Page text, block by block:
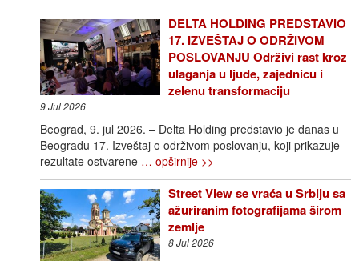
DELTA HOLDING PREDSTAVIO
17. IZVEŠTAJ O ODRŽIVOM
POSLOVANJU Održivi rast kroz
ulaganja u ljude, zajednicu i
zelenu transformaciju
9 Jul 2026
Beograd, 9. jul 2026. – Delta Holding predstavio je danas u
Beogradu 17. Izveštaj o održivom poslovanju, koji prikazuje
rezultate ostvarene … opširnije >>
Street View se vraća u Srbiju sa
ažuriranim fotografijama širom
zemlje
8 Jul 2026